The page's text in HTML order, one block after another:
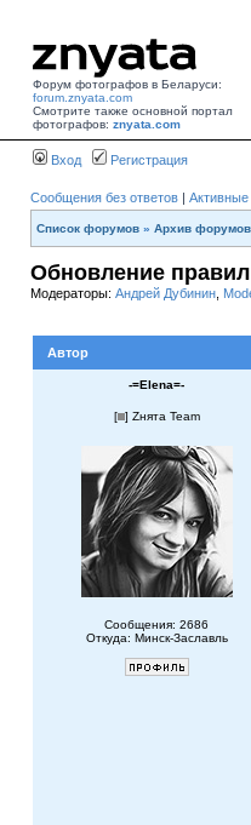
Форум фотографов в Беларуси:
forum.znyata.com
Смотрите также основной портал
фотографов: znyata.com
Вход Регистрация
Сообщения без ответов |
Список форумов » Архив форумов
Обновление
Модераторы: Андрей Дубинин
Автор
-=Elena=-
[ ] Zнята Team
Сообщения: 2686
Откуда: Минск-Заславль